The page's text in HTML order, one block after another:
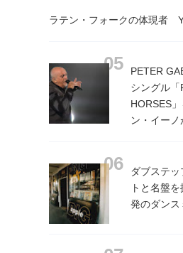
ラテン・フォークの体現者
PETER
シングル
HORSES
ン・イーノ
ダブステ
トと名盤
発のダンス